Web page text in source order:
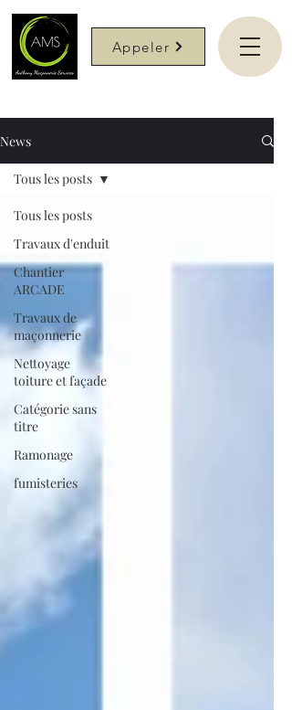
Appeler
News
Tous les posts
Travaux d'enduit
Chantier
ARCADE
Travaux de
maçonnerie
Nettoyage
toiture et façade
Catégorie sans
titre
Ramonage
fumisteries
Tous les posts